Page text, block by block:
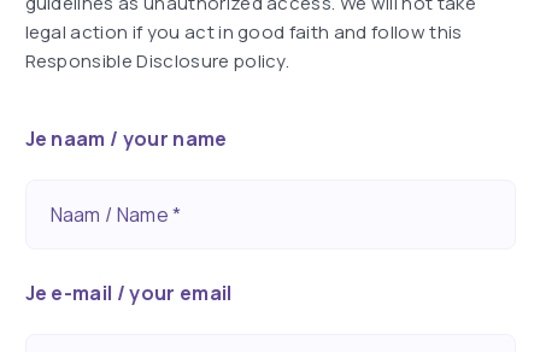
legal action if you act in good faith and follow this
Responsible Disclosure policy.
Je naam / your name
Naam / Name *
Je e-mail / your email